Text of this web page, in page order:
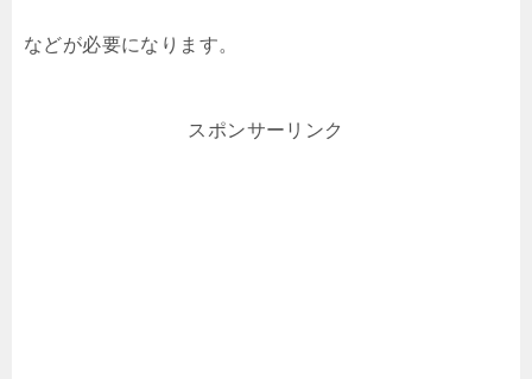
などが必要になります。
スポンサーリンク